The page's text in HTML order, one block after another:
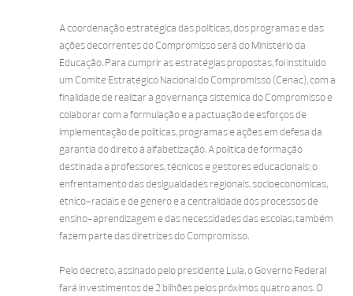
A coordenação estratégica das políticas, dos programas e das
ações decorrentes do Compromisso será do Ministério da
Educação. Para cumprir as estratégias propostas, foi instituído
um Comitê Estratégico Nacional do Compromisso (Cenac), com a
finalidade de realizar a governança sistêmica do Compromisso e
colaborar com a formulação e a pactuação de esforços de
implementação de políticas, programas e ações em defesa da
garantia do direito à alfabetização. A política de formação
destinada a professores, técnicos e gestores educacionais; o
enfrentamento das desigualdades regionais, socioeconômicas,
étnico-raciais e de gênero e a centralidade dos processos de
ensino-aprendizagem e das necessidades das escolas, também
fazem parte das diretrizes do Compromisso.
Pelo decreto, assinado pelo presidente Lula, o Governo Federal
fará investimentos de 2 bilhões pelos próximos quatro anos. O